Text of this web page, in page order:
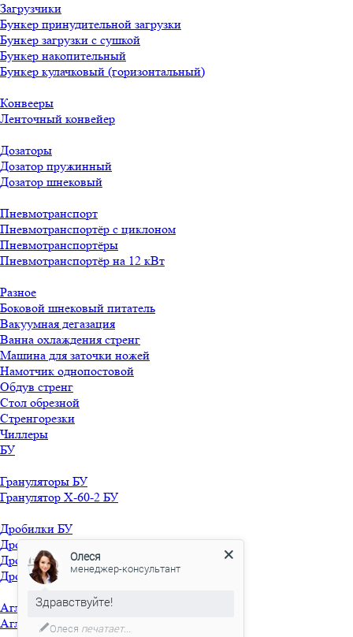
Загрузчики
Бункер принудительной загрузки
Бункер загрузки с сушкой
Бункер накопительный
Бункер кулачковый (горизонтальный)
Конвееры
Ленточный конвейер
Дозаторы
Дозатор пружинный
Дозатор шнековый
Пневмотранспорт
Пневмотранспортёр с циклоном
Пневмотранспортёры
Пневмотранспортёр на 12 кВт
Разное
Боковой шнековый питатель
Вакуумная дегазация
Ванна охлаждения стренг
Машина для заточки ножей
Намотчик однопостовой
Обдув стренг
Стол обрезной
Стренгорезки
Чиллеры
БУ
Грануляторы БУ
Гранулятор X-60-2 БУ
Дробилки БУ
Дробилка 11 кВт БУ
Дробилка 18 кВт БУ
Дробилка PSG1521 БУ
Агломераторы БУ
Агломератор HQ-150 БУ
Олеся
менеджер-консультант
Здравствуйте!
Олеся печатает...